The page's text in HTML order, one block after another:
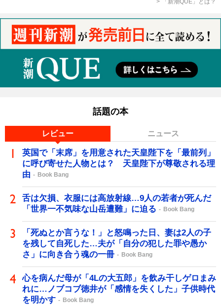
「新潮QUE」とは？
話題の本
レビュー ニュース
英国で「末席」を用意された天皇陛下を「最前列」
に呼び寄せた人物とは？ 天皇陛下が尊敬される理
由
Book Bang
舌は欠損、衣服には高放射線…9人の若者が死んだ
「世界一不気味な山岳遭難」に迫る
Book Bang
「死ぬとか言うな！」と怒鳴った日、妻は2人の子
を残して自死した…夫が「自分の犯した罪や愚か
さ」に向き合う魂の一冊
Book Bang
心を病んだ母が「4Lの大五郎」を飲み干しゲロまみ
れに…ノブコブ徳井が「感情を失くした」子供時代
を明かす
Book Bang